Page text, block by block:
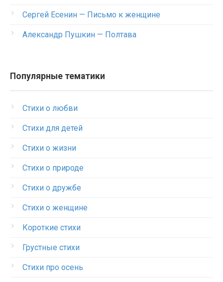
Сергей Есенин — Письмо к женщине
Александр Пушкин — Полтава
Популярные тематики
Стихи о любви
Стихи для детей
Стихи о жизни
Стихи о природе
Стихи о дружбе
Стихи о женщине
Короткие стихи
Грустные стихи
Стихи про осень